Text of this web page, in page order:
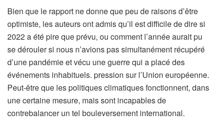
Bien que le rapport ne donne que peu de raisons d’être
optimiste, les auteurs ont admis qu’il est difficile de dire si
2022 a été pire que prévu, ou comment l’année aurait pu
se dérouler si nous n’avions pas simultanément récupéré
d’une pandémie et vécu une guerre qui a placé des
événements inhabituels. pression sur l’Union européenne.
Peut-être que les politiques climatiques fonctionnent, dans
une certaine mesure, mais sont incapables de
contrebalancer un tel bouleversement international.